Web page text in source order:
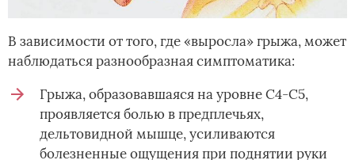
В зависимости от того, где «выросла» грыжа, может
наблюдаться разнообразная симптоматика:
Грыжа, образовавшаяся на уровне С4-С5,
проявляется болью в предплечьях,
дельтовидной мышце, усиливаются
болезненные ощущения при поднятии руки